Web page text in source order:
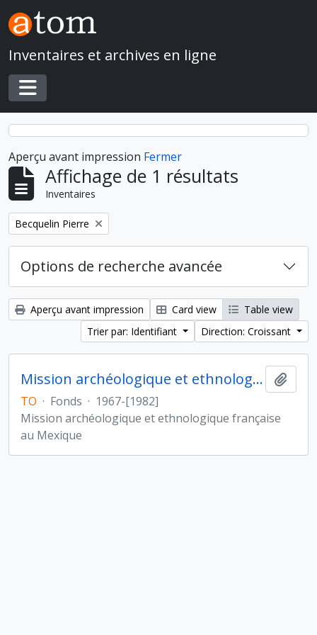
Skip to main content
Inventaires et archives en ligne
Toggle navigation
Aperçu avant impression Fermer
Affichage de 1 résultats
Inventaires
Remove filter:
Becquelin Pierre
Options de recherche avancée
Aperçu avant impression Card view
Table view
Trier par: Identifiant
Direction: Croissant
Mission archéologique et ethnologique française au Mexique
TO · Fonds · 1967-[1982]
Mission archéologique et ethnologique française
au Mexique